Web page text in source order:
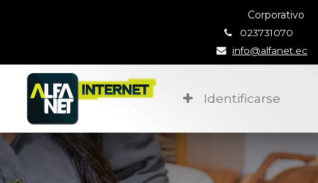
Corporativo
023731070
info@alfanet.ec
Identificarse